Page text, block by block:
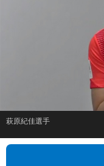
萩原紀佳選手